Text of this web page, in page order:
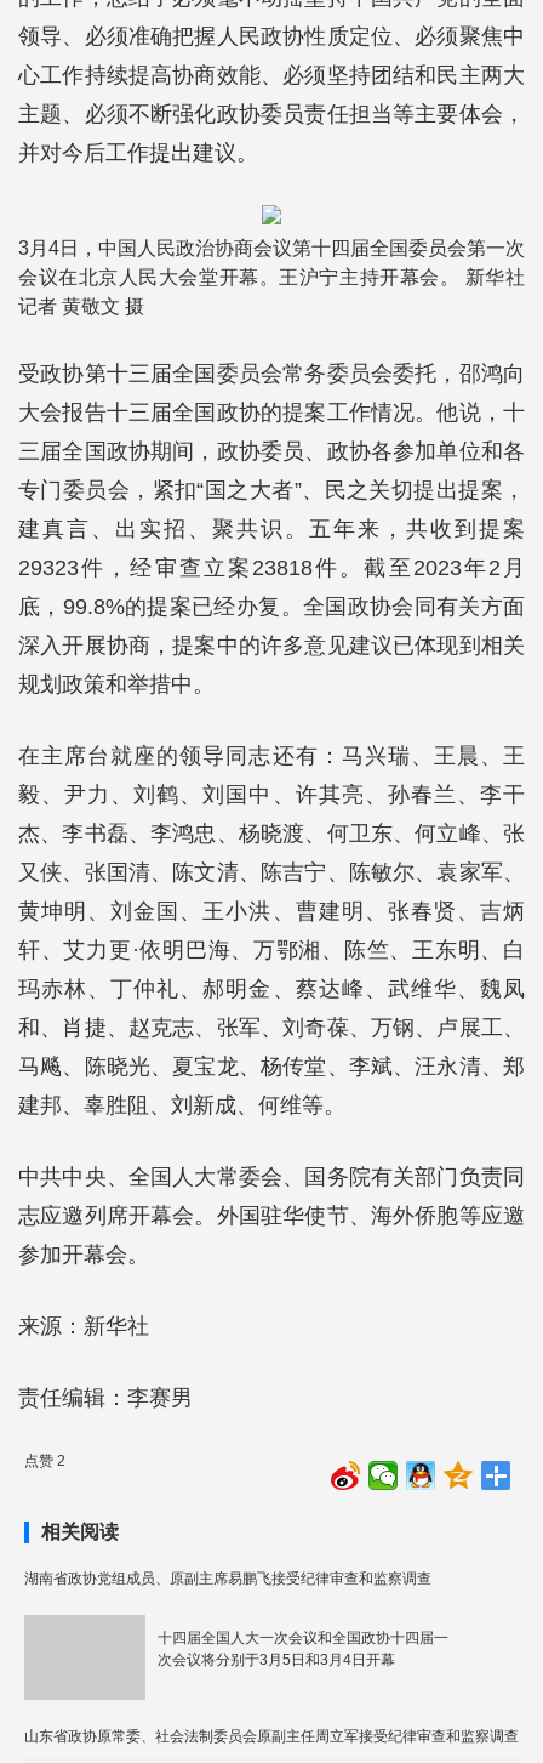
领导、必须准确把握人民政协性质定位、必须聚焦中
心工作持续提高协商效能、必须坚持团结和民主两大
主题、必须不断强化政协委员责任担当等主要体会，
并对今后工作提出建议。
3月4日，中国人民政治协商会议第十四届全国委员会第一次
会议在北京人民大会堂开幕。王沪宁主持开幕会。 新华社
记者 黄敬文 摄
受政协第十三届全国委员会常务委员会委托，邵鸿向
大会报告十三届全国政协的提案工作情况。他说，十
三届全国政协期间，政协委员、政协各参加单位和各
专门委员会，紧扣“国之大者”、民之关切提出提案，
建真言、出实招、聚共识。五年来，共收到提案
29323件，经审查立案23818件。截至2023年2月
底，99.8%的提案已经办复。全国政协会同有关方面
深入开展协商，提案中的许多意见建议已体现到相关
规划政策和举措中。
在主席台就座的领导同志还有：马兴瑞、王晨、王
毅、尹力、刘鹤、刘国中、许其亮、孙春兰、李干
杰、李书磊、李鸿忠、杨晓渡、何卫东、何立峰、张
又侠、张国清、陈文清、陈吉宁、陈敏尔、袁家军、
黄坤明、刘金国、王小洪、曹建明、张春贤、吉炳
轩、艾力更·依明巴海、万鄂湘、陈竺、王东明、白
玛赤林、丁仲礼、郝明金、蔡达峰、武维华、魏凤
和、肖捷、赵克志、张军、刘奇葆、万钢、卢展工、
马飚、陈晓光、夏宝龙、杨传堂、李斌、汪永清、郑
建邦、辜胜阻、刘新成、何维等。
中共中央、全国人大常委会、国务院有关部门负责同
志应邀列席开幕会。外国驻华使节、海外侨胞等应邀
参加开幕会。
来源：新华社
责任编辑：李赛男
点赞 2
相关阅读
湖南省政协党组成员、原副主席易鹏飞接受纪律审查和监察调查
十四届全国人大一次会议和全国政协十四届一
次会议将分别于3月5日和3月4日开幕
山东省政协原常委、社会法制委员会原副主任周立军接受纪律审查和监察调查